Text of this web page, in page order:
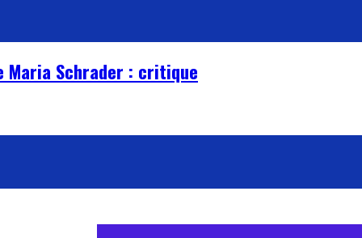
Maria Schrader : critique